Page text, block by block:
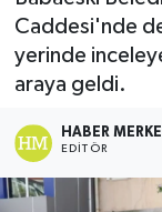
Caddesi'nde
yerinde
araya geldi.
HABER
EDITÖR
Spor
Magazin
Medya
Sağlık
Son
Haber Arşivi